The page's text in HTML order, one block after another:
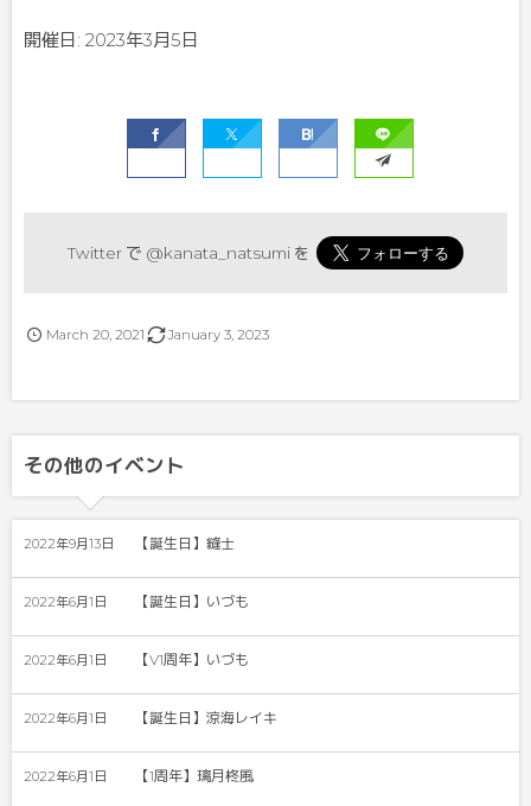
開催日: 2023年3月5日
Twitter で @kanata_natsumi を
March 20,2021 January 3, 2023
その他のイベント
2022年9月13日 【誕生日】縫士
2022年6月1日 【誕生日】いづも
2022年6月1日 【V1周年】いづも
2022年6月1日 【誕生日】涼海レイキ
2022年6月1日 【1周年】璃月柊風